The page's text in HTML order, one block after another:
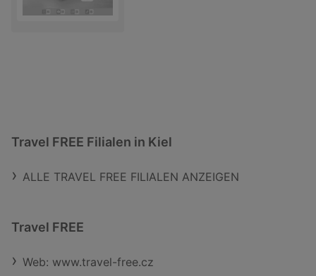
Travel FREE Filialen in Kiel
ALLE TRAVEL FREE FILIALEN ANZEIGEN
Travel FREE
Web: www.travel-free.cz